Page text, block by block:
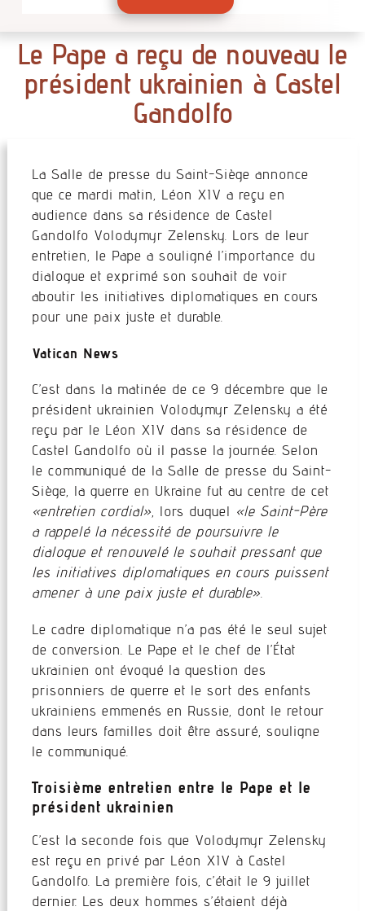
Le Pape a reçu de nouveau le
président ukrainien à Castel
Gandolfo
La Salle de presse du Saint-Siège annonce
que ce mardi matin, Léon XIV a reçu en
audience dans sa résidence de Castel
Gandolfo Volodymyr Zelensky. Lors de leur
entretien, le Pape a souligné l’importance du
dialogue et exprimé son souhait de voir
aboutir les initiatives diplomatiques en cours
pour une paix juste et durable.
Vatican News
C’est dans la matinée de ce 9 décembre que le
président ukrainien Volodymyr Zelensky a été
reçu par le Léon XIV dans sa résidence de
Castel Gandolfo où il passe la journée. Selon
le communiqué de la Salle de presse du Saint-
Siège, la guerre en Ukraine fut au centre de cet
«entretien cordial», lors duquel «le Saint-Père
a rappelé la nécessité de poursuivre le
dialogue et renouvelé le souhait pressant que
les initiatives diplomatiques en cours puissent
amener à une paix juste et durable».
Le cadre diplomatique n’a pas été le seul sujet
de conversion. Le Pape et le chef de l’État
ukrainien ont évoqué la question des
prisonniers de guerre et le sort des enfants
ukrainiens emmenés en Russie, dont le retour
dans leurs familles doit être assuré, souligne
le communiqué.
Troisième entretien entre le Pape et le
président ukrainien
C’est la seconde fois que Volodymyr Zelensky
est reçu en privé par Léon XIV à Castel
Gandolfo. La première fois, c’était le 9 juillet
dernier. Les deux hommes s’étaient déjà